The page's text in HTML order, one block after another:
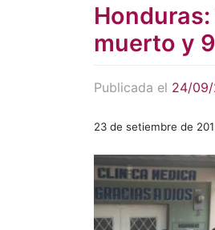
muerto y
Publicada el 24/09/
23 de setiembre de